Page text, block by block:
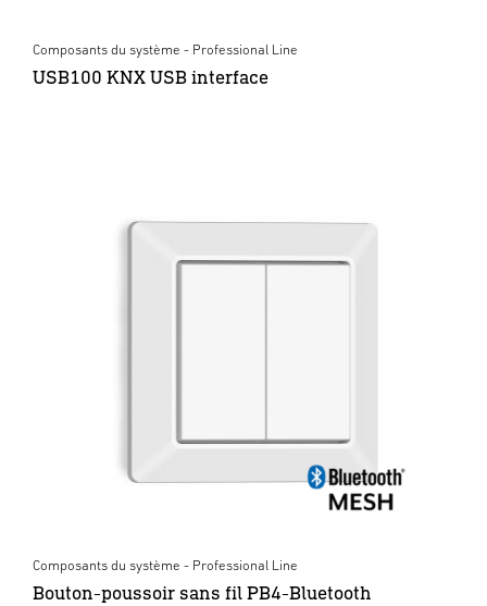
Composants du système - Professional Line
USB100 KNX USB interface
Composants du système - Professional Line
Bouton-poussoir sans fil PB4-Bluetooth